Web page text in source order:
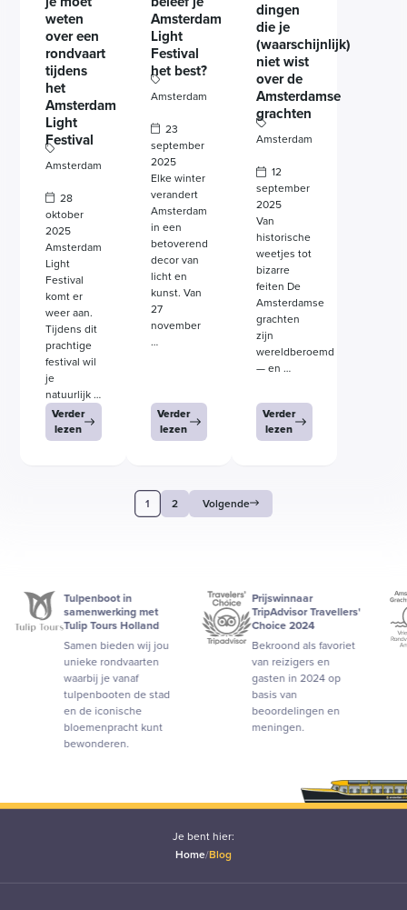
weten
over een
rondvaart
tijdens
het
Amsterdam
Light
Festival
Amsterdam
28
oktober
2025
Amsterdam
Light
Festival
komt er
weer aan.
Tijdens dit
prachtige
festival wil
je
natuurlijk …
Verder
lezen
Amsterdam
Light
Festival
het best?
Amsterdam
23
september
2025
Elke winter
verandert
Amsterdam
in een
betoverend
decor van
licht en
kunst. Van
27
november
…
Verder
lezen
dingen
die je
(waarschijnlijk)
niet wist
over de
Amsterdamse
grachten
Amsterdam
12
september
2025
Van
historische
weetjes tot
bizarre
feiten De
Amsterdamse
grachten
zijn
wereldberoemd
— en …
Verder
lezen
1 2 Volgende
Tulpenboot in
samenwerking met
Tulip Tours Holland
Samen bieden wij jou
unieke rondvaarten
waarbij je vanaf
tulpenbooten de stad
en de iconische
bloemenpracht kunt
bewonderen.
Prijswinnaar
TripAdvisor Travellers'
Choice 2024
Bekroond als favoriet
van reizigers en
gasten in 2024 op
basis van
beoordelingen en
meningen.
Je bent hier:
Home/Blog